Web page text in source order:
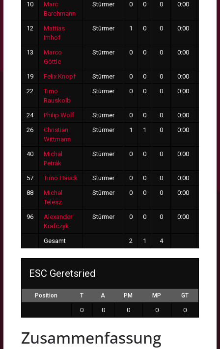
10
Marc
Barchmann
Stürmer 0 0 0 0:00
12
Mattias
Imhof
Stürmer 1 0 0 0:00
13
Marco
Göttle
Stürmer 0 0 0 0:00
19 Felix Knopf Stürmer 0 0 0 0:00
22
Timo
Rauskolb
Stürmer 0 0 0 0:00
24 Philip Wolf Stürmer 0 0 0 0:00
26
Christian
Wittmann
Stürmer 1 1 0 0:00
40
Michal
Petrák
Stürmer 0 0 0 0:00
57 Timo Hauck Stürmer 0 0 0 0:00
88
Michal
Telesz
Stürmer 0 0 0 0:00
96
Alexander
Krafczyk
Stürmer 0 0 0 0:00
Gesamt 2 1 4
ESC Geretsried
Position T A PM MP GT
0 0 0 0 0
Zusammenfassung